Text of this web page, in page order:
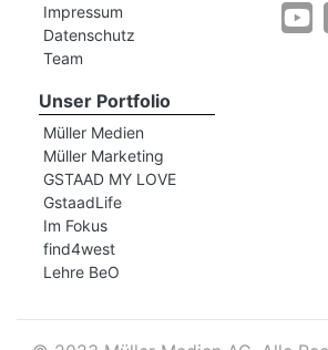
Impressum
Datenschutz
Team
Unser Portfolio
Müller Medien
Müller Marketing
GSTAAD MY LOVE
GstaadLife
Im Fokus
find4west
Lehre BeO